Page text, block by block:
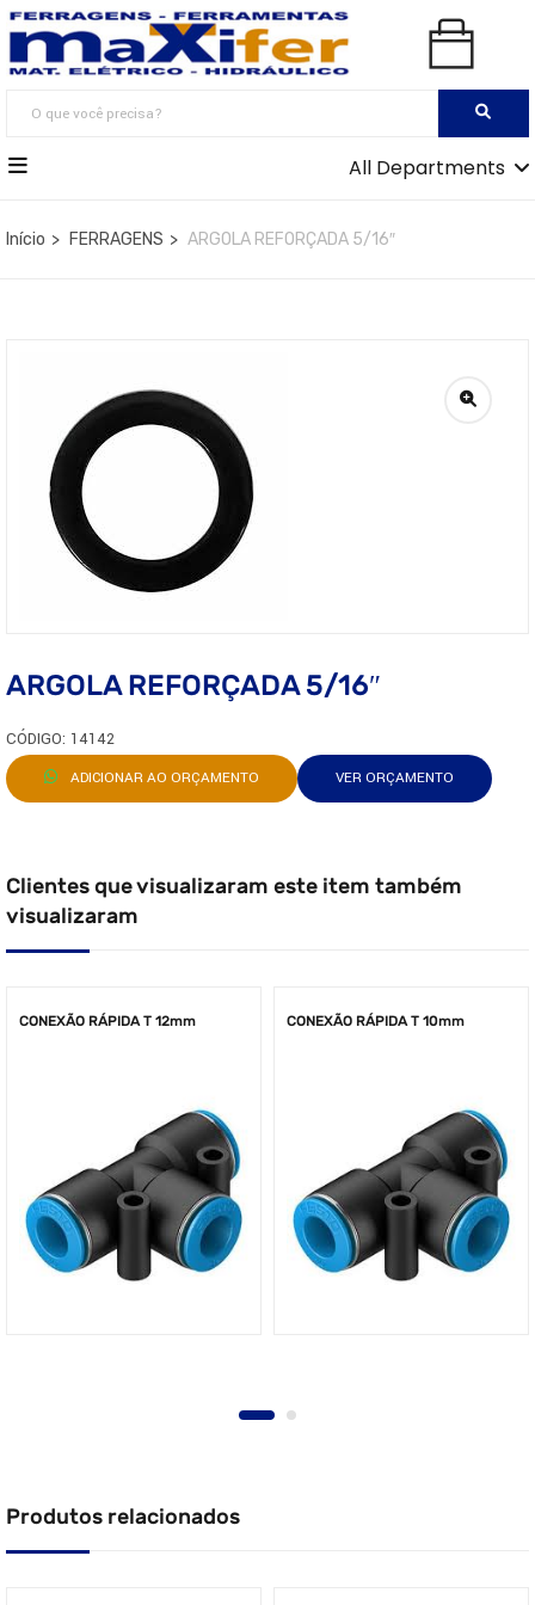
All Departments
Início FERRAGENS ARGOLA REFORÇADA 5/16″
ARGOLA REFORÇADA 5/16″
CÓDIGO: 14142
ADICIONAR AO ORÇAMENTO VER ORÇAMENTO
Clientes que visualizaram este item também
visualizaram
CONEXÃO RÁPIDA T 12mm CONEXÃO RÁPIDA T 10mm
Produtos relacionados